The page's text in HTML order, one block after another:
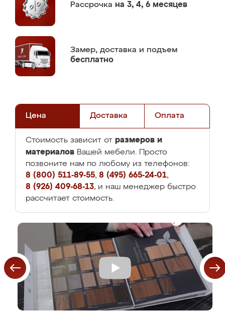
Рассрочка на 3, 4, 6 месяцев
Замер, доставка и подъем
бесплатно
Цена Доставка Оплата
Стоимость зависит от размеров и
материалов Вашей мебели. Просто
позвоните нам по любому из телефонов:
8 (800) 511-89-55, 8 (495) 665-24-01,
8 (926) 409-68-13, и наш менеджер быстро
рассчитает стоимость.